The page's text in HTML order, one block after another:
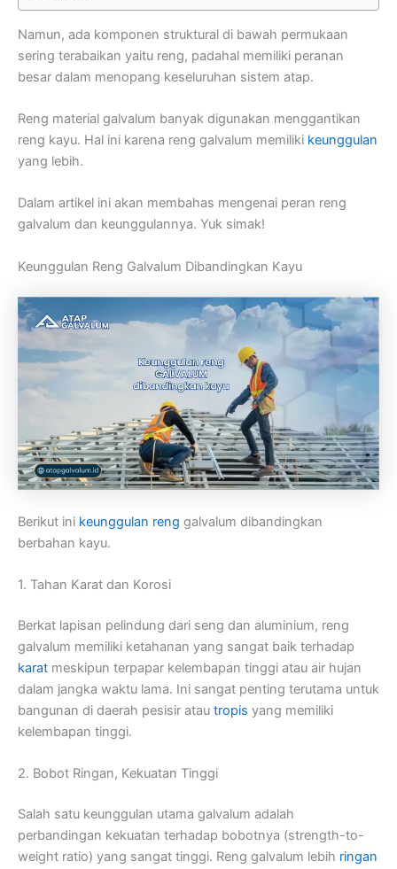
Namun, ada komponen struktural di bawah permukaan
sering terabaikan yaitu reng, padahal memiliki peranan
besar dalam menopang keseluruhan sistem atap.
Reng material galvalum banyak digunakan menggantikan
reng kayu. Hal ini karena reng galvalum memiliki keunggulan
yang lebih.
Dalam artikel ini akan membahas mengenai peran reng
galvalum dan keunggulannya. Yuk simak!
Keunggulan Reng Galvalum Dibandingkan Kayu
Berikut ini keunggulan reng galvalum dibandingkan
berbahan kayu.
1. Tahan Karat dan Korosi
Berkat lapisan pelindung dari seng dan aluminium, reng
galvalum memiliki ketahanan yang sangat baik terhadap
karat meskipun terpapar kelembapan tinggi atau air hujan
dalam jangka waktu lama. Ini sangat penting terutama untuk
bangunan di daerah pesisir atau tropis yang memiliki
kelembapan tinggi.
2. Bobot Ringan, Kekuatan Tinggi
Salah satu keunggulan utama galvalum adalah
perbandingan kekuatan terhadap bobotnya (strength-to-
weight ratio) yang sangat tinggi. Reng galvalum lebih ringan